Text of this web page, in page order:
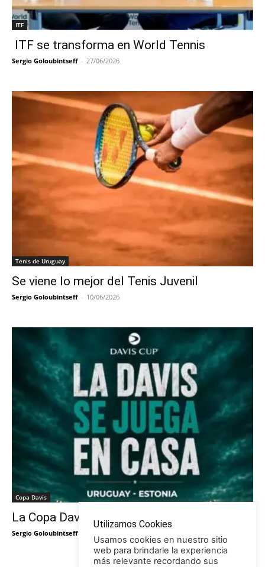
ITF
ITF se transforma en World Tennis
Sergio Goloubintseff - 27/06/2026
Tenis de Uruguay
Se viene lo mejor del Tenis Juvenil
Sergio Goloubintseff - 10/06/2026
Copa Davis
La Copa Davis vuelve al Círculo
Sergio Goloubintseff
Utilizamos Cookies
Usamos cookies en nuestro sitio
web para brindarle la experiencia
más relevante recordando sus